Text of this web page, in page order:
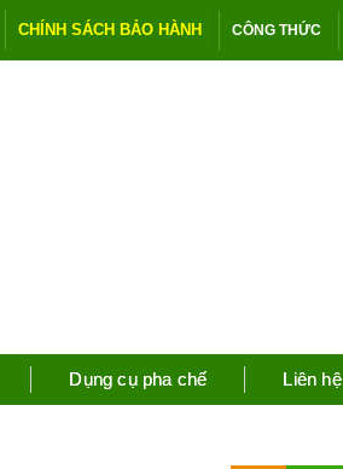
CHÍNH SÁCH BẢO HÀNH CÔNG THỨC
Dụng cụ pha chế Liên hệ